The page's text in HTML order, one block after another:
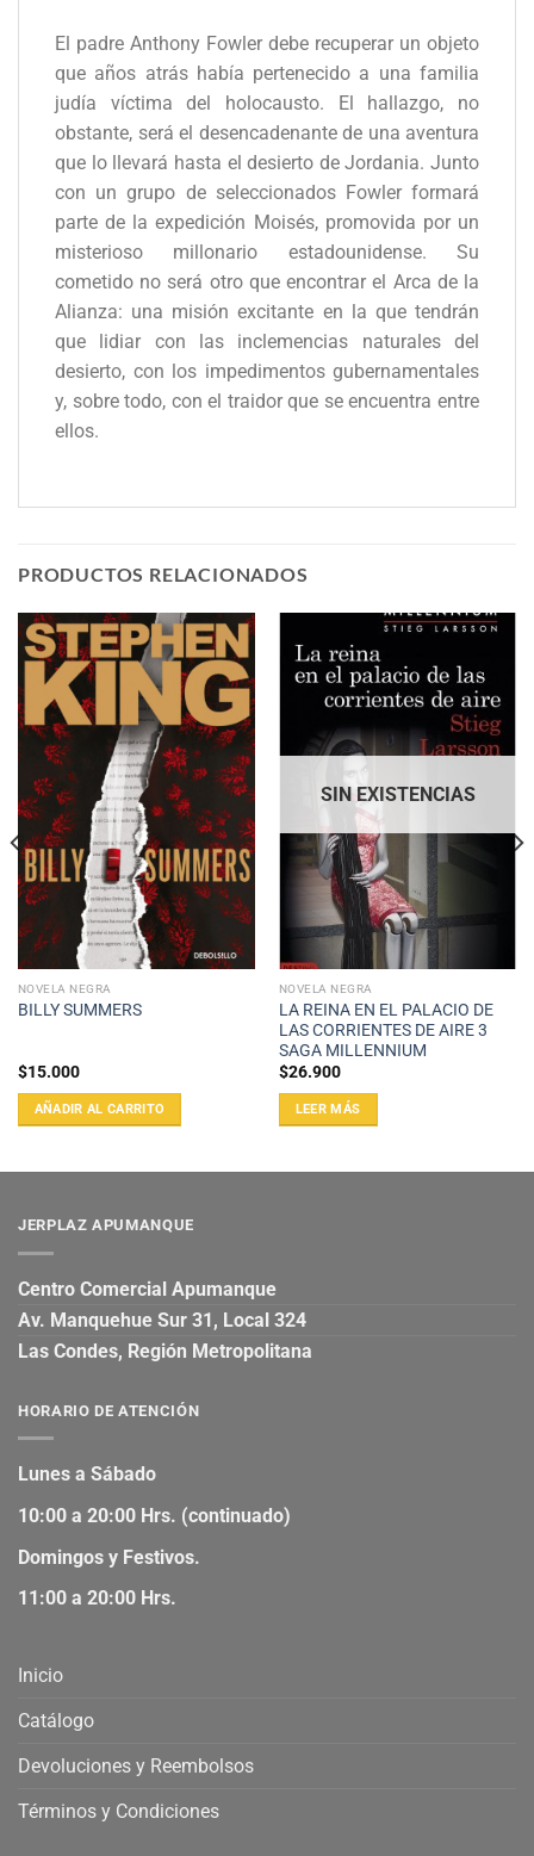
El padre Anthony Fowler debe recuperar un objeto
que años atrás había pertenecido a una familia
judía víctima del holocausto. El hallazgo, no
obstante, será el desencadenante de una aventura
que lo llevará hasta el desierto de Jordania. Junto
con un grupo de seleccionados Fowler formará
parte de la expedición Moisés, promovida por un
misterioso millonario estadounidense. Su
cometido no será otro que encontrar el Arca de la
Alianza: una misión excitante en la que tendrán
que lidiar con las inclemencias naturales del
desierto, con los impedimentos gubernamentales
y, sobre todo, con el traidor que se encuentra entre
ellos.
PRODUCTOS RELACIONADOS
NOVELA NEGRA
BILLY SUMMERS
$15.000
AÑADIR AL CARRITO
SIN EXISTENCIAS
NOVELA NEGRA
LA REINA EN EL PALACIO DE
LAS CORRIENTES DE AIRE 3
SAGA MILLENNIUM
$26.900
LEER MÁS
JERPLAZ APUMANQUE
Centro Comercial Apumanque
Av. Manquehue Sur 31, Local 324
Las Condes, Región Metropolitana
HORARIO DE ATENCIÓN
Lunes a Sábado
10:00 a 20:00 Hrs. (continuado)
Domingos y Festivos.
11:00 a 20:00 Hrs.
Inicio
Catálogo
Devoluciones y Reembolsos
Términos y Condiciones